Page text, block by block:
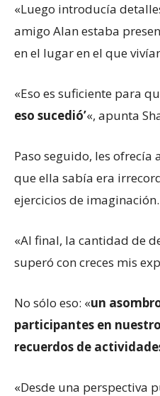
«Luego introducía
amigo Alan estaba
en el lugar en el que
«Eso es suficiente para
eso sucedió’«, apunta
Paso seguido, les
que ella sabía era
ejercicios de imaginación.
«Al final, la cantidad de
superó con creces mis
No sólo eso: «un
participantes en
recuerdos de
«Desde una perspectiva